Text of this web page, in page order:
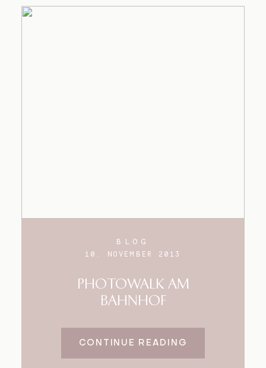
BLOG
10. NOVEMBER 2013
PHOTOWALK AM
BAHNHOF
CONTINUE READING